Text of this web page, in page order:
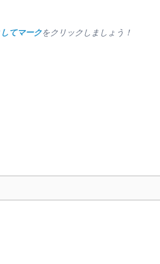
てマークをクリックしましょう！